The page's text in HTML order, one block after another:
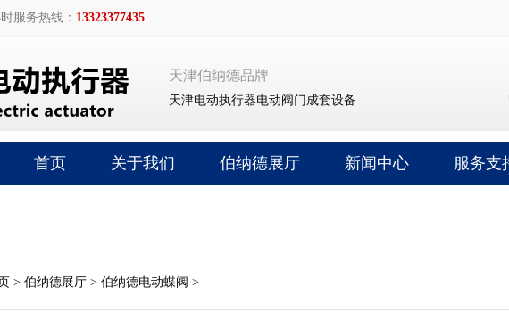
服务热线： 13323377435
天津伯纳德品牌
天津电动执行器电动阀门成套设备
首页 关于我们 伯纳德展厅 新闻中心 服务支
> 伯纳德展厅 > 伯纳德电动蝶阀 >